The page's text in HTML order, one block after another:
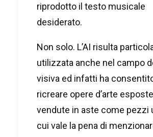
riprodotto il testo musicale
desiderato.
Non solo. L’AI risulta
utilizzata anche nel campo
visiva ed infatti ha
ricreare opere d’arte
vendute in aste come pezzi
cui vale la pena di